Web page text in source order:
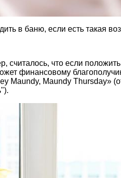
в баню, если есть такая
считалось, что если
финансовому
Maundy, Maundy Thursday»